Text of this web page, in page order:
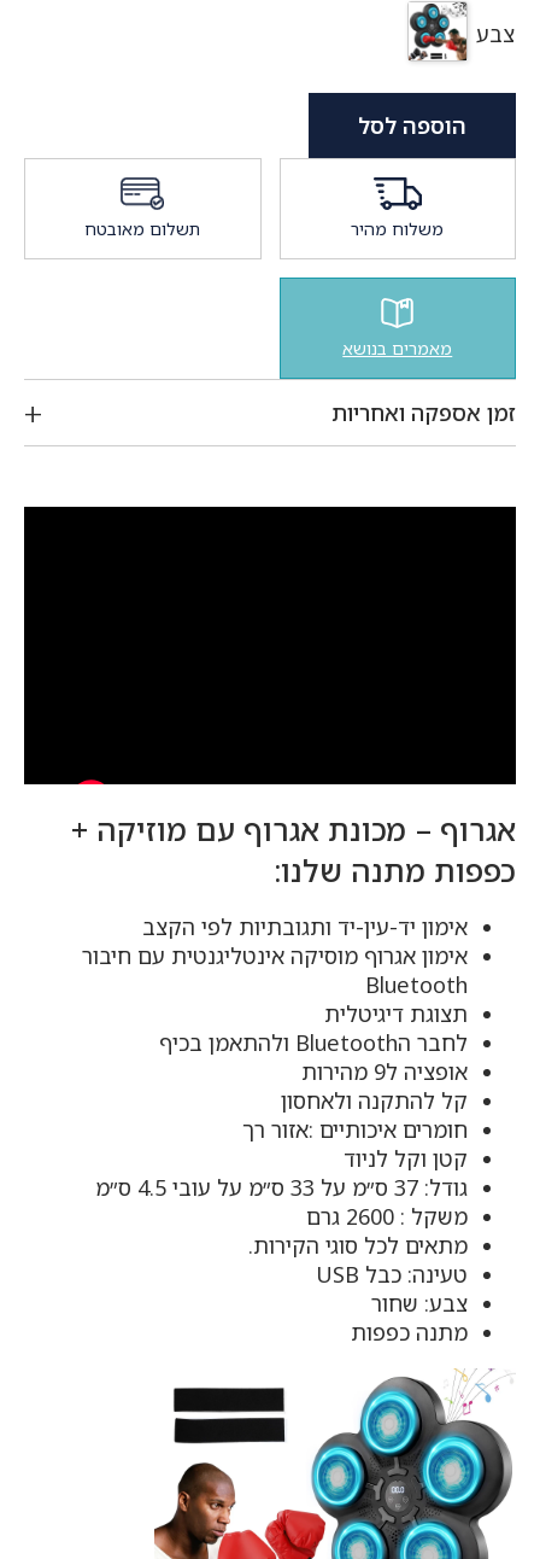
צבע
הוספה לסל
משלוח מהיר תשלום מאובטח
מאמרים בנושא
זמן אספקה ואחריות
אגרוף – מכונת אגרוף עם מוזיקה +
כפפות מתנה שלנו:
אימון יד-עין-יד ותגובתיות לפי הקצב
אימון אגרוף מוסיקה אינטליגנטית עם חיבור
Bluetooth
תצוגת דיגיטלית
לחבר הBluetooth ולהתאמן בכיף
אופציה ל9 מהירות
קל להתקנה ולאחסון
חומרים איכותיים :אזור רך
קטן וקל לניוד
גודל: 37 ס״מ על 33 ס״מ על עובי 4.5 ס״מ
משקל : 2600 גרם
מתאים לכל סוגי הקירות.
טעינה: כבל USB
צבע: שחור
מתנה כפפות